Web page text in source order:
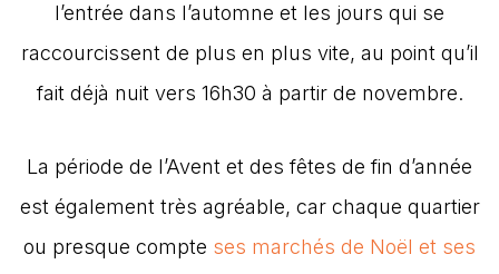
l’entrée dans l’automne et les jours qui se
raccourcissent de plus en plus vite, au point qu’il
fait déjà nuit vers 16h30 à partir de novembre.
La période de l’Avent et des fêtes de fin d’année
est également très agréable, car chaque quartier
ou presque compte ses marchés de Noël et ses